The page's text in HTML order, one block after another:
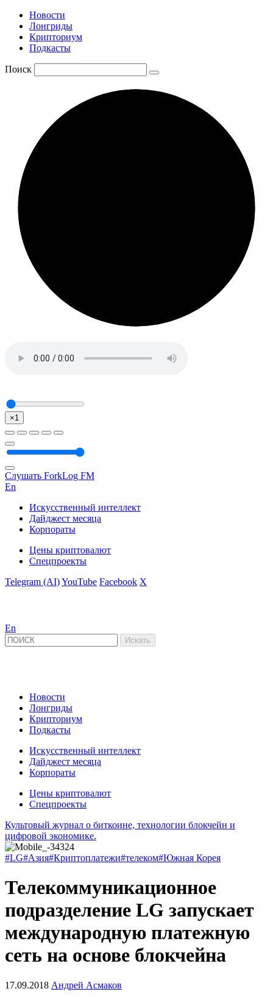
Новости
Лонгриды
Крипториум
Подкасты
Поиск
×1
Слушать ForkLog FM
En
Искусственный интеллект
Дайджест месяца
Корпораты
Цены криптовалют
Спецпроекты
Telegram (AI)YouTube Facebook X
En
Новости
Лонгриды
Крипториум
Подкасты
Искусственный интеллект
Дайджест месяца
Корпораты
Цены криптовалют
Спецпроекты
Культовый журнал о биткоине, технологии блокчейн и
цифровой экономике.
#LG#Азия#Криптоплатежи#телеком#Южная Корея
Телекоммуникационное
подразделение LG запускает
международную платежную
сеть на основе блокчейна
17.09.2018 Андрей Асмаков